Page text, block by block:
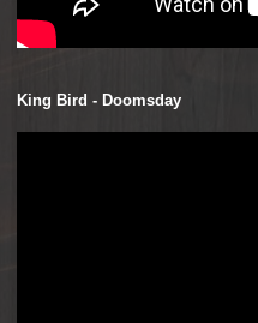
King Bird - Doomsday